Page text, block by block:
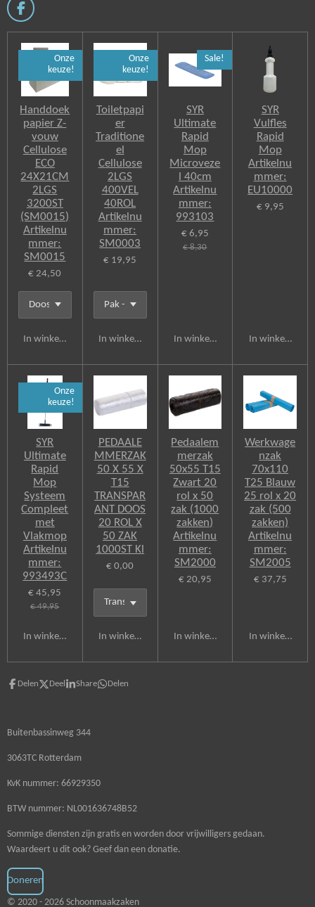
F
e
Onze
keuze!
Handdoek
papier Z-
vouw
Cellulose
ECO
24X21CM
2LGS
3200ST
(SM0015)
Artikelnu
mmer:
SM0015
€ 24,50
In winkelwagen
Onze
keuze!
Toiletpapi
er
Traditione
el
Cellulose
2LGS
400VEL
40ROL
Artikelnu
mmer:
SM0003
€ 19,95
In winkelwagen
Sale!
SYR
Ultimate
Rapid
Mop
Microveze
l 40cm
Artikelnu
mmer:
993103
€ 6,95
€ 8,30
In winkelwagen
SYR
Vulfles
Rapid
Mop
Artikelnu
mmer:
EU10000
€ 9,95
In winkelwagen
Onze
keuze!
SYR
Ultimate
Rapid
Mop
Systeem
Compleet
met
Vlakmop
Artikelnu
mmer:
993493C
€ 45,95
€ 49,95
In winkelwagen
PEDAALE
MMERZAK
50 X 55 X
T15
TRANSPAR
ANT DOOS
20 ROL X
50 ZAK
1000ST Kl
€ 0,00
In winkelwagen
Pedaalem
merzak
50x55 T15
Zwart 20
rol x 50
zak (1000
zakken)
Artikelnu
mmer:
SM2000
€ 20,95
In winkelwagen
Werkwage
nzak
70x110
T25 Blauw
25 rol x 20
zak (500
zakken)
Artikelnu
mmer:
SM2005
€ 37,75
In winkelwagen
Delen Deel Share Delen
Buitenbassinweg 344
3063TC Rotterdam
KvK nummer: 66929350
BTW nummer: NL001636748B52
Sommige diensten zijn gratis en worden door vrijwilligers gedaan.
Waardeert u dit ook? Geef dan een donatie.
Doneren
© 2020 - 2026 Schoonmaakzaken